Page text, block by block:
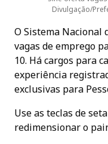
Divulgação/
O Sistema Nacional
vagas de emprego
10. Há cargos para
experiência
exclusivas para
Use as teclas de
redimensionar o